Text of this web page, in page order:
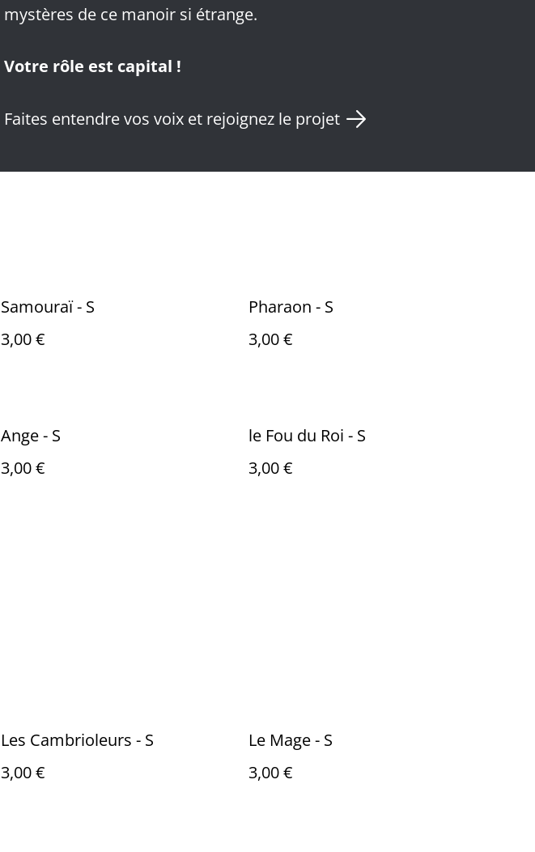
mystères de ce manoir si étrange.
Votre rôle est capital !
Faites entendre vos voix et rejoignez le projet
Samouraï - S
3,00 €
Pharaon - S
3,00 €
Ange - S
3,00 €
le Fou du Roi - S
3,00 €
Les Cambrioleurs - S
3,00 €
Le Mage - S
3,00 €